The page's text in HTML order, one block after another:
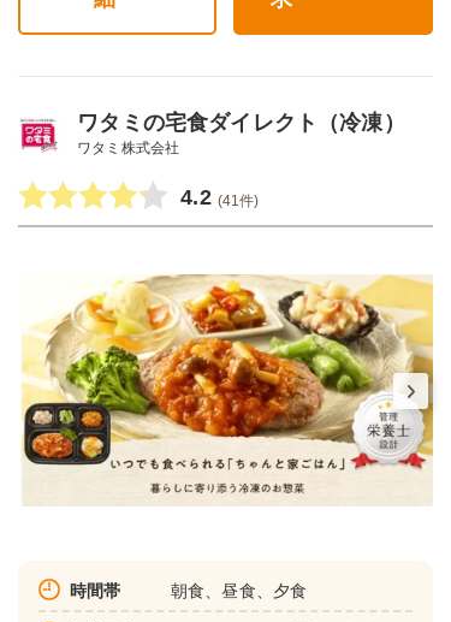
ワタミの宅食ダイレクト（冷凍）
ワタミ株式会社
4.2 (41件)
時間帯 朝食、昼食、夕食